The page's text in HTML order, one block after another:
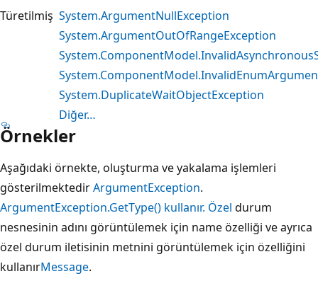
Türetilmiş System.ArgumentNullException
System.ArgumentOutOfRangeException
System.DuplicateWaitObjectException
Diğer…
Örnekler
Aşağıdaki örnekte, oluşturma ve yakalama işlemleri
gösterilmektedirArgumentException.
ArgumentException.GetType() kullanır. Özel durum
nesnesinin adını görüntülemek için name özelliği ve ayrıca
özel durum iletisinin metnini görüntülemek için özelliğini
kullanırMessage.